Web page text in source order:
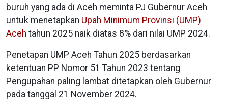
buruh yang ada di Aceh meminta PJ Gubernur Aceh
untuk menetapkan Upah Minimum Provinsi (UMP)
Aceh tahun 2025 naik diatas 8% dari nilai UMP 2024.
Penetapan UMP Aceh Tahun 2025 berdasarkan
ketentuan PP Nomor 51 Tahun 2023 tentang
Pengupahan paling lambat ditetapkan oleh Gubernur
pada tanggal 21 November 2024.